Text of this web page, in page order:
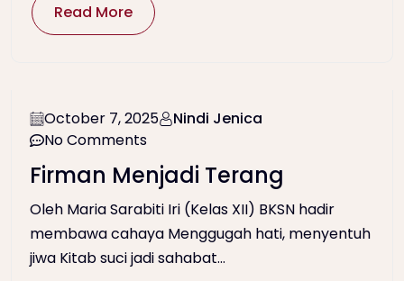
Read More
October 7, 2025
Nindi Jenica
No Comments
Firman Menjadi Terang
Oleh Maria Sarabiti Iri (Kelas XII) BKSN hadir
membawa cahaya Menggugah hati, menyentuh
jiwa Kitab suci jadi sahabat...